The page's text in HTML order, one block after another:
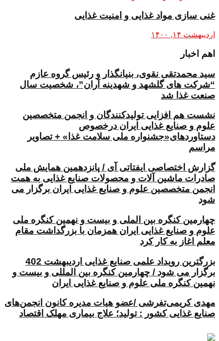
غنی سازی مواد غذایی و امنیت غذایی
اردیبهشت ۱۴, ۱۴۰۰
اهم اخبار
سید محمدتقی نقوی، بنیانگذار و رئیس گروه عازم
“شرکت های گلشهد و شهدینه آران”، شخصیت سال
صنعت غذا شد
نشست هم افزایی تولیدکنندگان و انجمن متخصصین
علوم و صنایع غذایی ایران درخصوص
دستاوردهای«جشنواره ملی سلامت غذا» + تصاویر
مراسم
گزارش اختصاصی ایفتاتی آی / پانزدهمین همایش ملی
صادرات ماشین آلات و محصولات صنایع غذایی به همت
انجمن متخصصین علوم و صنایع غذایی ایران برگزار می
شود
چهارمین کنگره بین الملی و بیست و نهمین کنگره ملی
علوم و صنایع غذایی ایران همزمان با بزرگداشت مقام
معلم اغاز به کار کرد
بزرگترین رویداد علمی صنایع غذایی اردیبهشت 402
برگزار می شود / چهارمین کنگره بین المللی و بیست و
نهمین کنگره ملی علوم و صنایع غذایی ایران
مهدی کریمی‌تفرشی /عضو هیات مدیره کانون انجمن‌های
صنایع غذایی کشور : تولید؛ علاج بیماری مهلک اقتصاد